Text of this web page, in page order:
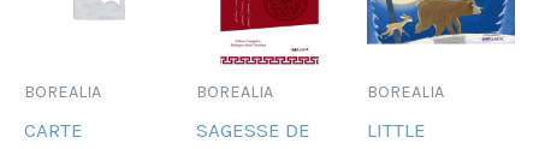
BOREALIA
CARTE
BOREALIA
SAGESSE DE
BOREALIA
LITTLE